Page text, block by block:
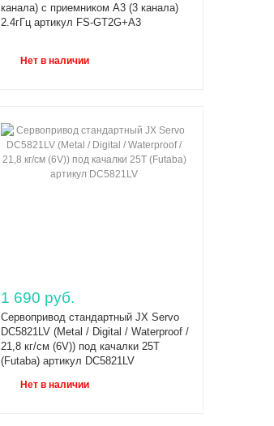
канала) с приемником А3 (3 канала)
2.4гГц артикул FS-GT2G+A3
Нет в наличии
1 690 руб.
Сервопривод стандартный JX Servo
DC5821LV (Metal / Digital / Waterproof /
21,8 кг/см (6V)) под качалки 25T
(Futaba) артикул DC5821LV
Нет в наличии